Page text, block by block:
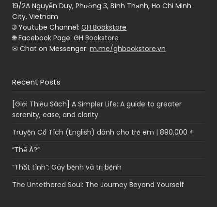
19/2A Nguyễn Duy, Phường 3, Bình Thạnh, Ho Chi Minh
City, Vietnam
🌐 Youtube Channel:GH Bookstore
🌐 Facebook Page:GH Bookstore
✉ Chat on Messenger:m.me/ghbookstore.vn
Recent Posts
[Giới Thiệu Sách] A Simpler Life: A guide to greater
serenity, ease, and clarity
Truyện Cổ Tích (English) dành cho trẻ em | 890,000 ₫
“Thế À?”
“Thất tình”: Gây bệnh và trị bệnh
The Untethered Soul: The Journey Beyond Yourself